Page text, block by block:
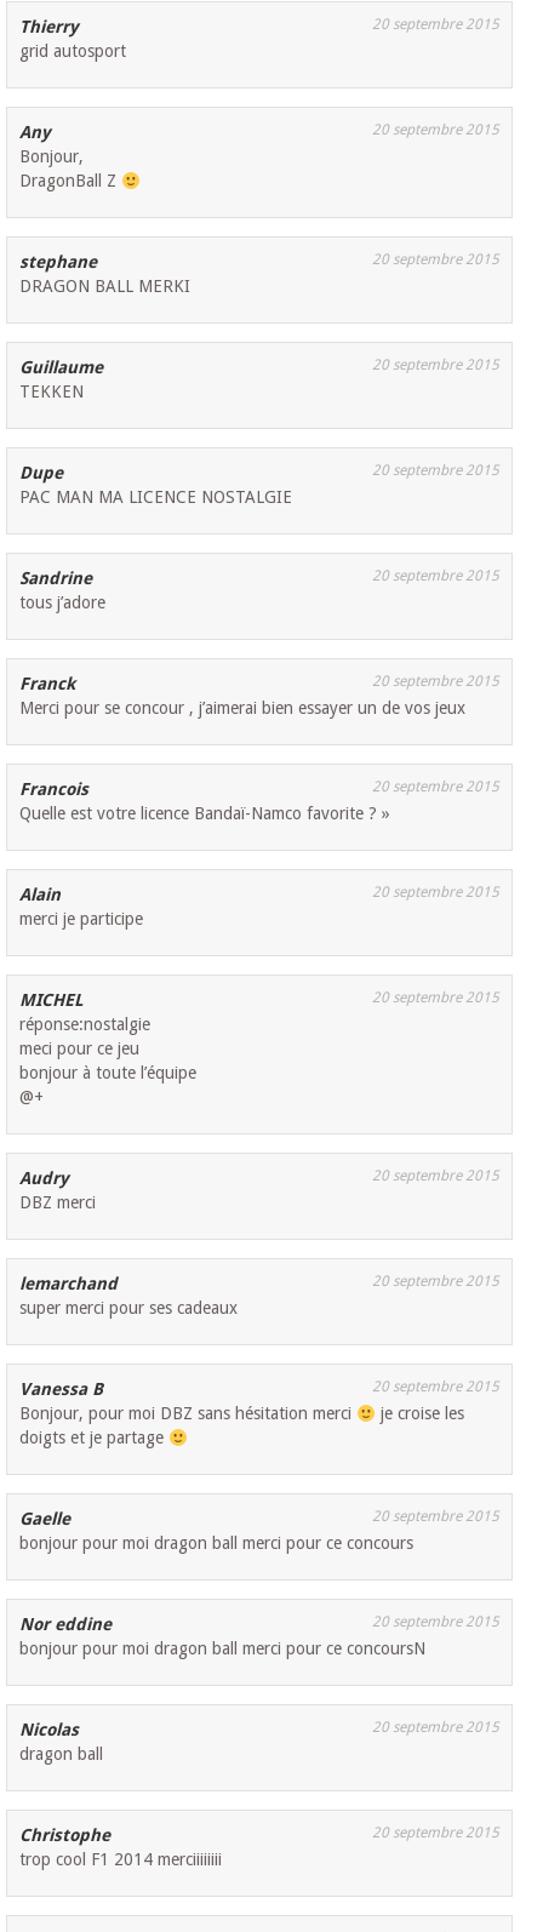
Thierry 20 septembre 2015
grid autosport
Any 20 septembre 2015
Bonjour,
DragonBall Z
stephane 20 septembre 2015
DRAGON BALL MERKI
Guillaume 20 septembre 2015
TEKKEN
Dupe 20 septembre 2015
PAC MAN MA LICENCE NOSTALGIE
Sandrine 20 septembre 2015
tous j’adore
Franck 20 septembre 2015
Merci pour se concour , j’aimerai bien essayer un de vos jeux
Francois 20 septembre 2015
Quelle est votre licence Bandaï-Namco favorite ? »
Alain 20 septembre 2015
merci je participe
MICHEL 20 septembre 2015
réponse:nostalgie
meci pour ce jeu
bonjour à toute l’équipe
@+
Audry 20 septembre 2015
DBZ merci
lemarchand 20 septembre 2015
super merci pour ses cadeaux
Vanessa B 20 septembre 2015
Bonjour, pour moi DBZ sans hésitation merci
je croise les
doigts et je partage
Gaelle 20 septembre 2015
bonjour pour moi dragon ball merci pour ce concours
Nor eddine 20 septembre 2015
bonjour pour moi dragon ball merci pour ce concoursN
Nicolas 20 septembre 2015
dragon ball
Christophe 20 septembre 2015
trop cool F1 2014 merciiiiiiii